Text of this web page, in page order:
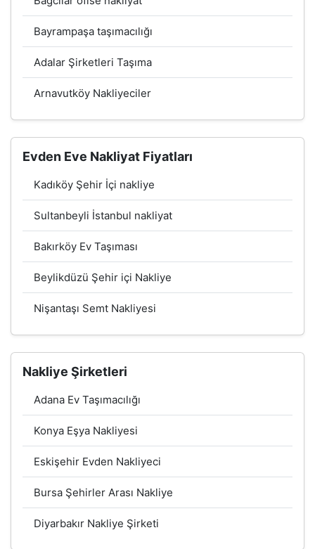
Bayrampaşa taşımacılığı
Adalar Şirketleri Taşıma
Arnavutköy Nakliyeciler
Evden Eve Nakliyat Fiyatları
Kadıköy Şehir İçi nakliye
Sultanbeyli İstanbul nakliyat
Bakırköy Ev Taşıması
Beylikdüzü Şehir içi Nakliye
Nişantaşı Semt Nakliyesi
Nakliye Şirketleri
Adana Ev Taşımacılığı
Konya Eşya Nakliyesi
Eskişehir Evden Nakliyeci
Bursa Şehirler Arası Nakliye
Diyarbakır Nakliye Şirketi